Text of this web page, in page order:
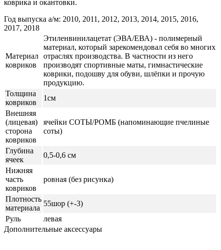
коврика и окантовки.
Год выпуска а/м: 2010, 2011, 2012, 2013, 2014, 2015, 2016,
2017, 2018
Материал
ковриков
Этиленвинилацетат (ЭВА/ЕВА) - полимерный
материал, который зарекомендовал себя во многих
отраслях производства. В частности из него
производят спортивные маты, гимнастические
коврики, подошву для обуви, шлёпки и прочую
продукцию.
Толщина
ковриков
1см
Внешняя
(лицевая)
сторона
ковриков
ячейки СОТЫ/РОМБ (напоминающие пчелиные
соты)
Глубина
ячеек
0,5-0,6 см
Нижняя
часть
ковриков
ровная (без рисунка)
Плотность
материала
55шор (+-3)
Руль
левая
Дополнительные аксессуары